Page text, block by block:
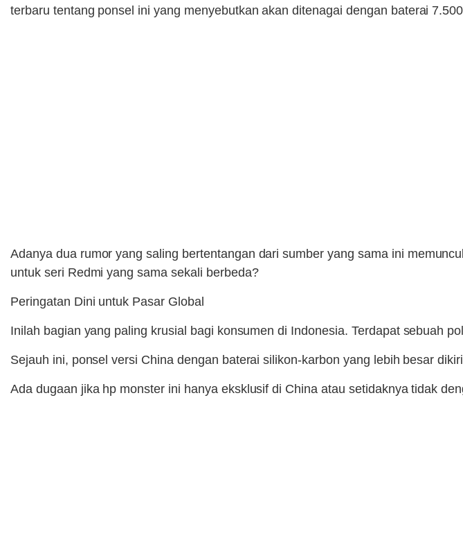
terbaru tentang ponsel ini yang menyebutkan akan ditenagai dengan baterai
Adanya dua rumor yang saling bertentangan dari sumber yang sama ini
untuk seri Redmi yang sama sekali berbeda?
Peringatan Dini untuk Pasar Global
Inilah bagian yang paling krusial bagi konsumen di Indonesia. Terdapat sebuah
Sejauh ini, ponsel versi China dengan baterai silikon-karbon yang lebih besar
Ada dugaan jika hp monster ini hanya eksklusif di China atau setidaknya tidak